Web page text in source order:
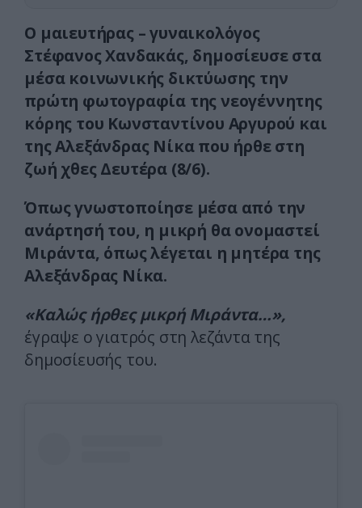
Ο μαιευτήρας – γυναικολόγος
Στέφανος Χανδακάς, δημοσίευσε στα
μέσα κοινωνικής δικτύωσης την
πρώτη φωτογραφία της νεογέννητης
κόρης του Κωνσταντίνου Αργυρού και
της Αλεξάνδρας Νίκα που ήρθε στη
ζωή χθες Δευτέρα (8/6).
Όπως γνωστοποίησε μέσα από την
ανάρτησή του, η μικρή θα ονομαστεί
Μιράντα, όπως λέγεται η μητέρα της
Αλεξάνδρας Νίκα.
«Καλώς ήρθες μικρή Μιράντα…»,
έγραψε ο γιατρός στη λεζάντα της
δημοσίευσής του.